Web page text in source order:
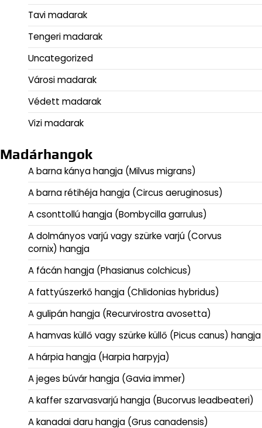
Tavi madarak
Tengeri madarak
Uncategorized
Városi madarak
Védett madarak
Vizi madarak
Madárhangok
A barna kánya hangja (Milvus migrans)
A barna rétihéja hangja (Circus aeruginosus)
A csonttollú hangja (Bombycilla garrulus)
A dolmányos varjú vagy szürke varjú (Corvus
cornix) hangja
A fácán hangja (Phasianus colchicus)
A fattyúszerkő hangja (Chlidonias hybridus)
A gulipán hangja (Recurvirostra avosetta)
A hamvas küllő vagy szürke küllő (Picus canus) hangja
A hárpia hangja (Harpia harpyja)
A jeges búvár hangja (Gavia immer)
A kaffer szarvasvarjú hangja (Bucorvus leadbeateri)
A kanadai daru hangja (Grus canadensis)